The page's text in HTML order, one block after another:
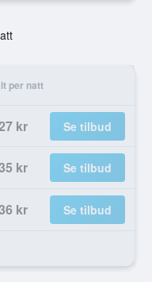
per natt
kr Se tilbud
kr Se tilbud
kr Se tilbud